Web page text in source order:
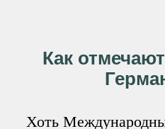
Как
Хоть